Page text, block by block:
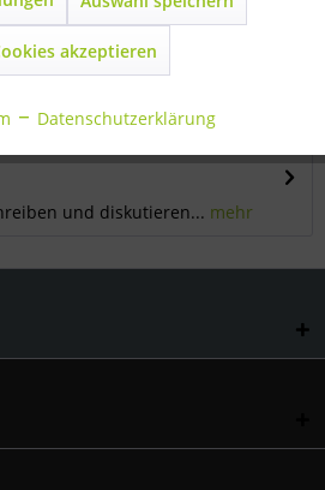
Feste...mehr
und diskutieren... mehr
Inaktiv
akzeptieren
Datenschutzerklärung